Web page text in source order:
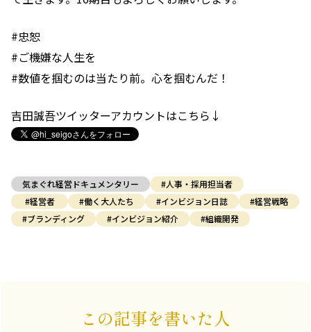
#忠恕
#ご機嫌な人生を
#数値を掴むのは当たり前。心を掴むんだ！
吉田誠吾ツイッターアカウントはこちら↓
気まぐれ経営ドキュメンタリー
#人事・採用担当者
#経営者
#働く大人たち #インビジョン日誌
#経営戦略
#ブランディング
#インビジョン紹介 #組織開発
この記事を書いた人